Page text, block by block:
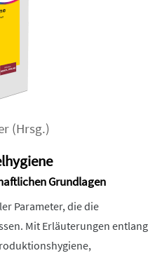
(Hrsg.)
Grundlagen
Parameter, die die
Mit Erläuterungen entlang